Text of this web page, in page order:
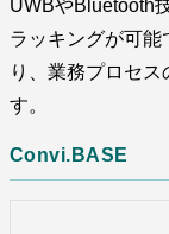
UWBやBluetooth
ラッキングが可能
り、業務プロセ
す。
Convi.BASE